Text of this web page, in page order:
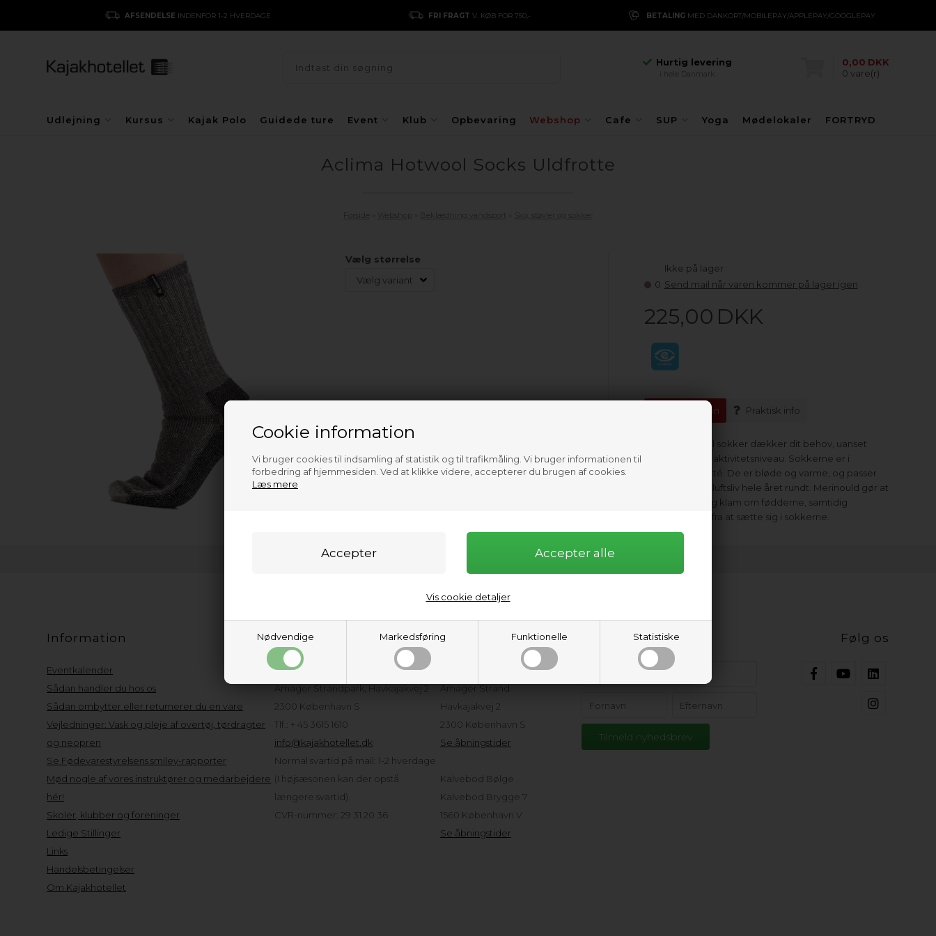
Cookie information
Vi bruger cookies til indsamling af statistik og til trafikmåling. Vi bruger informationen til
forbedring af hjemmesiden. Ved at klikke videre, accepterer du brugen af cookies.
Læs mere
Nødvendige Markedsføring Funktionelle Statistiske
Vis cookie detaljer
FRI FRAGT V. KØB FOR 750,- BETALING MED DANKORT/MOBILEPAY/APPLEPAY/GOOGLEPAY VI SENDER MED POSTNORD FRA 39 KR.
Danmarks største
kajakhotel
Danmarks største 0,00 DKK
0 vare(r)
Udlejning Kursus Kajak Polo Guidede ture Event Klub Opbevaring Webshop Cafe SUP Yoga Mødelokaler FORTRYD
Aclima Hotwool Socks Uldfrotte
Vælg størrelse
0
Ikke på lager
Send mail når varen kommer på lager igen
225,00 DKK
Information Praktisk info
Aclima hotwool sokker dækker dit behov, uanset
temperatur og aktivitetsniveau. Sokkerne er i
slidstærk ullfrotté. De er bløde og varme, og passer
meget fint til friluftsliv hele året rundt. Merinould gør at
du ikke føler dig klam om fødderne, samtidig
forhindres lugt fra at sætte sig i sokkerne.
Information
Eventkalender
Sådan handler du hos os
Sådan ombytter eller returnerer du en vare
Vejledninger: Vask og pleje af overtøj, tørdragter
og neopren
Se Fødevarestyrelsens smiley-rapporter
Mød nogle af vores instruktører og medarbejdere
hér!
Skoler, klubber og foreninger
Ledige Stillinger
Links
Handelsbetingelser
Om Kajakhotellet
Kundeservice
Kajakhotellet ApS
Amager Strandpark, Havkajakvej 2
2300 København S
Tlf.: + 45 3615 1610
info@kajakhotellet.dk
Normal svartid på mail: 1-2 hverdage
(I højsæsonen kan der opstå
længere svartid)
CVR-nummer: 29 31 20 36
Adresser og
åbningstider
Amager Strand
Havkajakvej 2
2300 København S
Se åbningstider
Kalvebod Bølge
Kalvebod Brygge 7
1560 København V
Se åbningstider
Hold dig opdateret Følg os